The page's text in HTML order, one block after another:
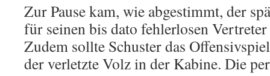
Zur Pause kam, wie abgestimmt, der
für seinen bis dato fehlerlosen
Zudem sollte Schuster das
der verletzte Volz in der Kabine. Die